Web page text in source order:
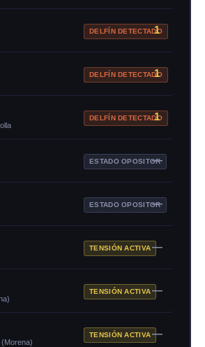
DELFÍN DETECTADO
1
DELFÍN DETECTADO
1
DELFÍN DETECTADO
1
ESTADO OPOSITOR
—
ESTADO OPOSITOR
—
TENSIÓN ACTIVA—
TENSIÓN ACTIVA—
(Morena)
TENSIÓN ACTIVA—